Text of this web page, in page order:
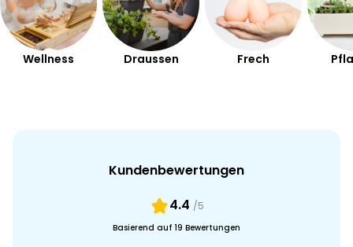
Wellness Draussen Frech
Kundenbewertungen
4.4 /5
Basierend auf 19 Bewertungen